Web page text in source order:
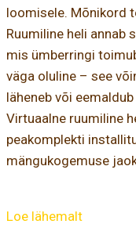
loomisele. Mõnikord
Ruumiline heli annab
mis ümberringi
väga oluline – see
läheneb või
Virtuaalne ruumiline
peakomplekti
mängukogemuse
Loe lähemalt